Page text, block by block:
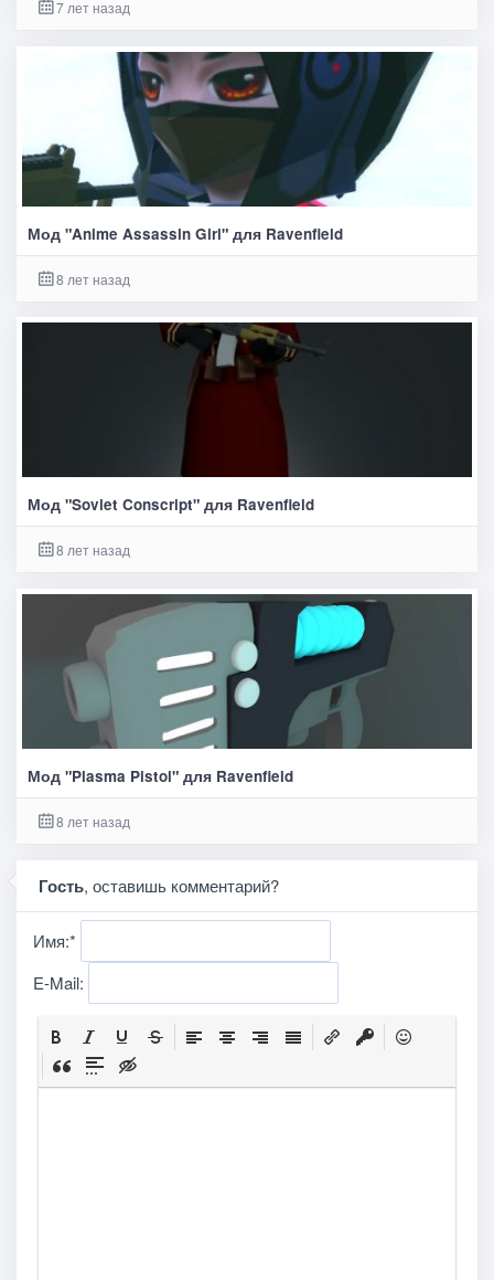
7 лет назад
Мод "Anime Assassin Girl" для Ravenfield
8 лет назад
Мод "Soviet Conscript" для Ravenfield
8 лет назад
Мод "Plasma Pistol" для Ravenfield
8 лет назад
Гость, оставишь комментарий?
Имя:*
E-Mail: